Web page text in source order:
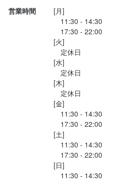
営業時間
[月]
11:30 - 14:30
17:30 - 22:00
[火]
定休日
[水]
定休日
[木]
定休日
[金]
11:30 - 14:30
17:30 - 22:00
[土]
11:30 - 14:30
17:30 - 22:00
[日]
11:30 - 14:30